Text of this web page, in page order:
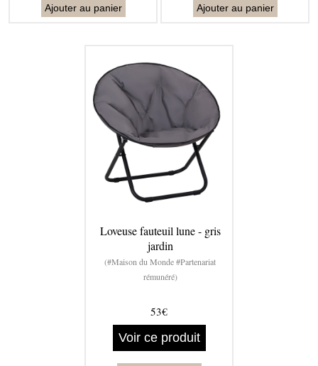
Ajouter au panier Ajouter au panier
Loveuse fauteuil lune - gris
jardin
(#Maison du Monde #Partenariat
rémunéré)
53€
Voir ce produit